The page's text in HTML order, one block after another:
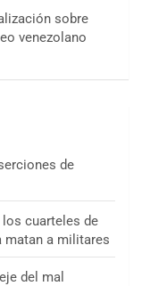
sobre
venezolano
de
los cuarteles de
matan a militares
del mal